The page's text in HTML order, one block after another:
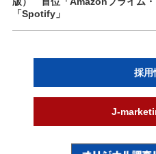
「Spotify」
採用
J-